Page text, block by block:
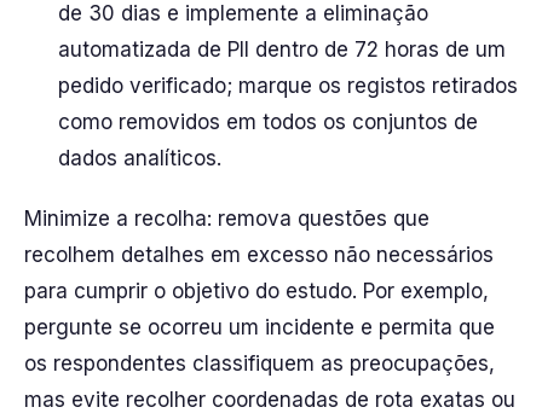
de 30 dias e implemente a eliminação
automatizada de PII dentro de 72 horas de um
pedido verificado; marque os registos retirados
como removidos em todos os conjuntos de
dados analíticos.
Minimize a recolha: remova questões que
recolhem detalhes em excesso não necessários
para cumprir o objetivo do estudo. Por exemplo,
pergunte se ocorreu um incidente e permita que
os respondentes classifiquem as preocupações,
mas evite recolher coordenadas de rota exatas ou